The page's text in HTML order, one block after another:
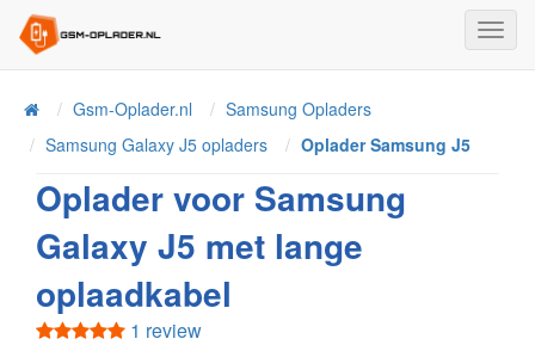
HomeGsm-Oplader.nl
Samsung Opladers
Samsung Galaxy J5 opladers
Oplader Samsung J5
Oplader voor Samsung
Galaxy J5 met lange
oplaadkabel
1 review